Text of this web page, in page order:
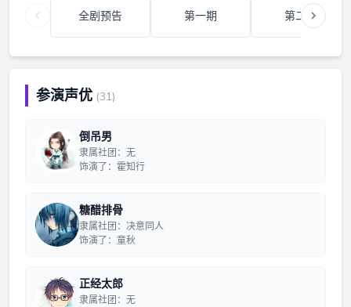
全剧预告 第一期 第二期
参演声优 (31)
倒吊男
隶属社团：无
饰演了：霍知行
糖醋排骨
隶属社团：决意同人
饰演了：童秋
正经太郎
隶属社团：无